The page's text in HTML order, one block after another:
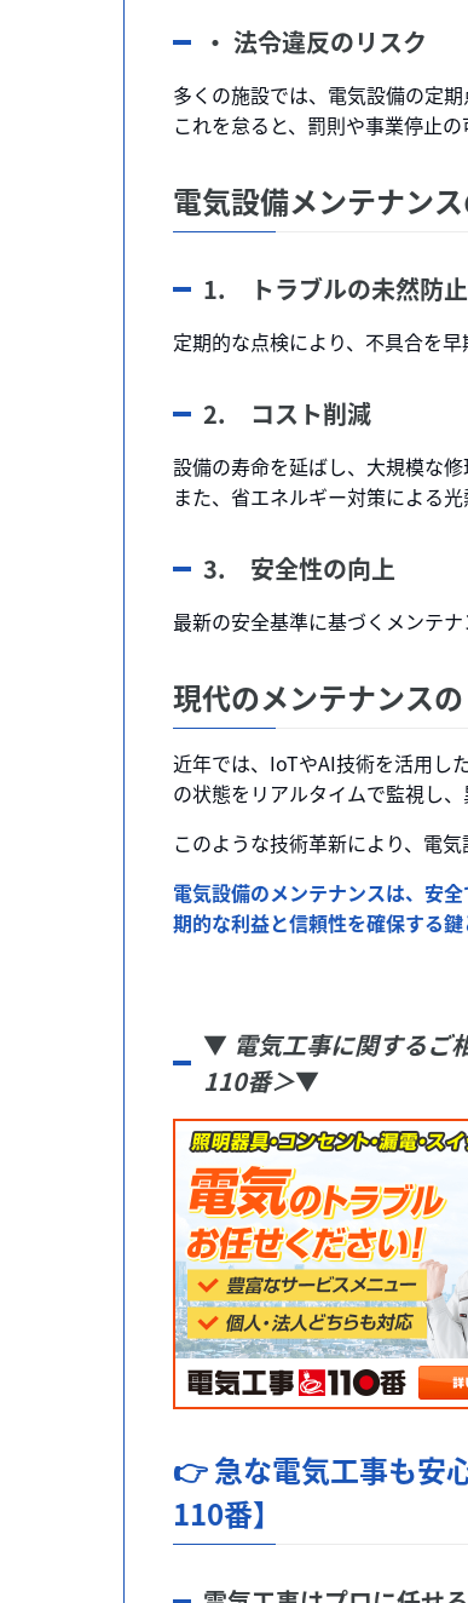
・ 法令違反のリスク
多くの施設では、電気設備の定
これを怠ると、罰則や事業停止の
電気設備メンテナン
1. トラブルの未然防止
定期的な点検により、不具合を早
2. コスト削減
設備の寿命を延ばし、大規模な修
また、省エネルギー対策による
3. 安全性の向上
最新の安全基準に基づくメンテ
現代のメンテナンス
近年では、IoTやAI技術を活用し
の状態をリアルタイムで監視し
このような技術革新により、電
電気設備のメンテナンスは、安
期的な利益と信頼性を確保する
▼ 電気工事に関する
110番＞▼
👉 急な電気工事も安
110番】